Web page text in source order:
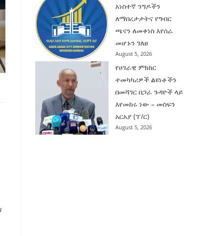
አነስተኛ ንግዶችን
ለማበረታታትና የግብር
ጫናን ለመቀነስ እየሰራ
መሆኑን ገለፀ
August 5, 2026
የሀገራዊ ምክክር
ተመካካሪዎች ልዩነቶችን
በመሻገር በጋራ ጉዳዮች ላይ
እየመከሩ ነው – መስፍን
አርአያ (ፕ/ር)
August 5, 2026